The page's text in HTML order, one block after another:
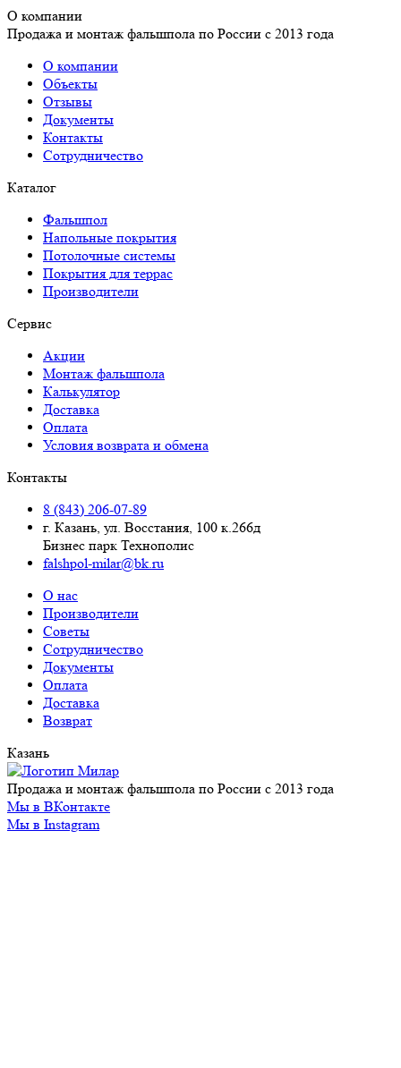
О компании
Продажа и монтаж фальшпола по России с 2013 года
О компании
Объекты
Отзывы
Документы
Контакты
Сотрудничество
Каталог
Фальшпол
Напольные покрытия
Потолочные системы
Покрытия для террас
Производители
Сервис
Акции
Монтаж фальшпола
Калькулятор
Доставка
Оплата
Условия возврата и обмена
Контакты
8 (843) 206-07-89
г. Казань, ул. Восстания, 100 к.266д
Бизнес парк Технополис
falshpol-milar@bk.ru
О нас
Производители
Советы
Сотрудничество
Документы
Оплата
Доставка
Возврат
Казань
Продажа и монтаж фальшпола по России с 2013 года
Мы в ВКонтакте
Мы в Instagram